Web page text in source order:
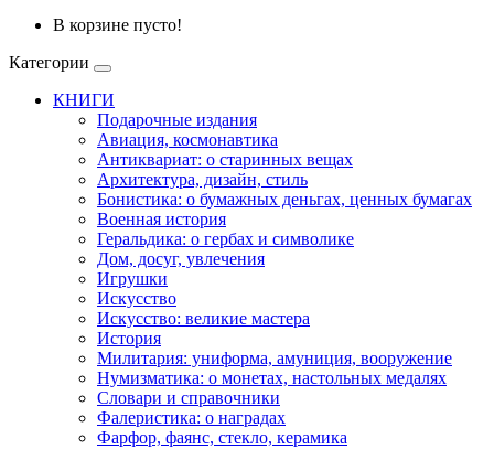
В корзине пусто!
Категории
КНИГИ
Подарочные издания
Авиация, космонавтика
Антиквариат: о старинных вещах
Архитектура, дизайн, стиль
Бонистика: о бумажных деньгах, ценных бумагах
Военная история
Геральдика: о гербах и символике
Дом, досуг, увлечения
Игрушки
Искусство
Искусство: великие мастера
История
Милитария: униформа, амуниция, вооружение
Нумизматика: о монетах, настольных медалях
Словари и справочники
Фалеристика: о наградах
Фарфор, фаянс, стекло, керамика